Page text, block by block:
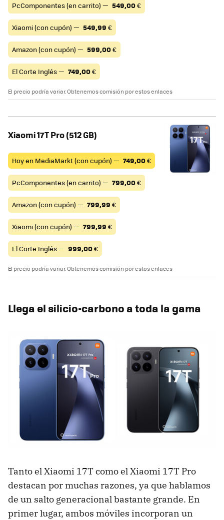
PcComponentes (en carrito) — 549,00€
Xiaomi (con cupón) — 549,99 €
Amazon (con cupón) — 599,00€
El Corte Inglés — 749,00€
El precio podría variar. Obtenemos comisión por estos enlaces
Xiaomi 17T Pro (512 GB)
Hoy en MediaMarkt (con cupón) — 749,00€
PcComponentes (en carrito) — 799,00€
Amazon (con cupón) — 799,99 €
Xiaomi (con cupón) — 799,99 €
El Corte Inglés — 999,00€
El precio podría variar. Obtenemos comisión por estos enlaces
Llega el silicio-carbono a toda la gama
Tanto el Xiaomi 17T como el Xiaomi 17T Pro
destacan por muchas razones, ya que hablamos
de un salto generacional bastante grande. En
primer lugar, ambos móviles incorporan un